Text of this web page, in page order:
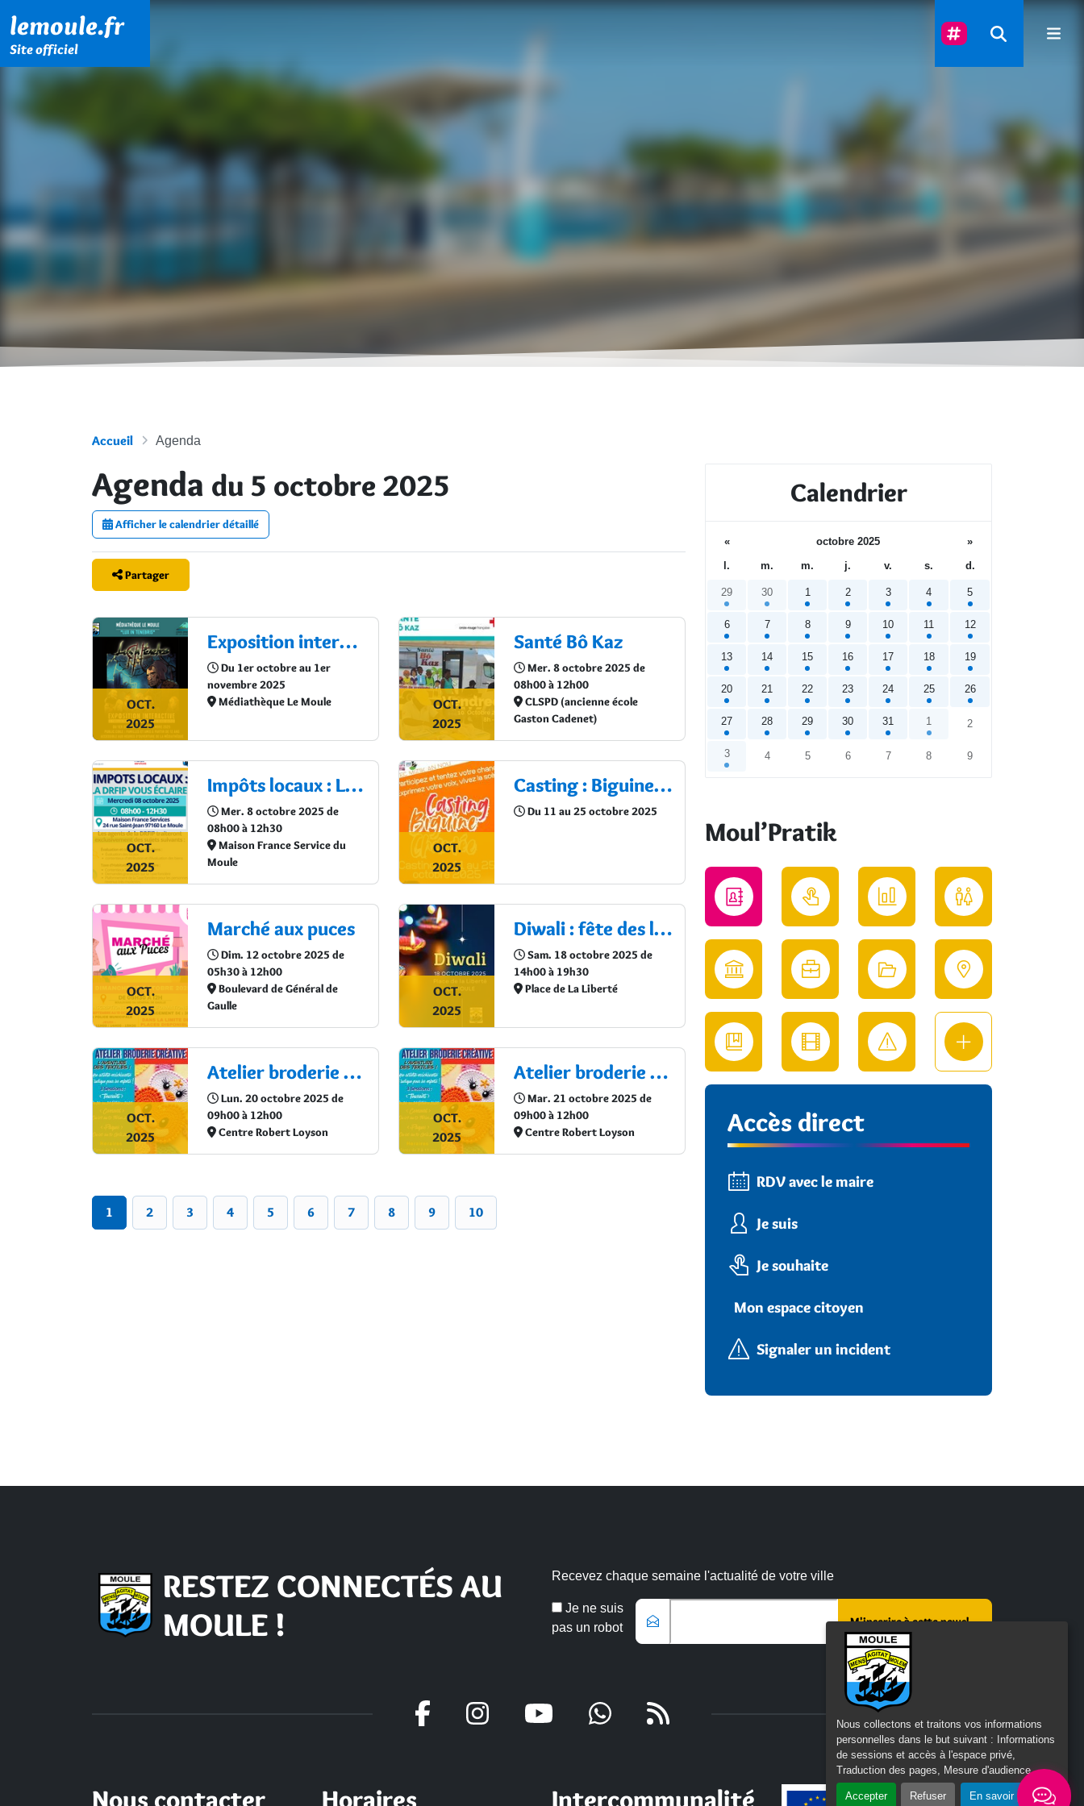
Nous collectons et traitons vos informations
personnelles dans le but suivant :
Informations
de sessions et accès à l'espace privé,
Traduction des pages, Mesure d'audience.
Accepter Refuser En savoir plus
lemoule.fr
Site officiel
Suivez-Nous
Accueil Agenda
Agenda du 5 octobre 2025
Afficher le calendrier détaillé
Partager
OCT.
2025
Exposition interactive : "Lux in Tenebris"
Du 1er octobre au 1er
novembre 2025
Médiathèque Le Moule
OCT.
2025
Santé Bô Kaz
Mer. 8 octobre 2025 de
08h00 à 12h00
CLSPD (ancienne école
Gaston Cadenet)
OCT.
2025
Impôts locaux : La DRFIP vous éclaire !
Mer. 8 octobre 2025 de
08h00 à 12h30
Maison France Service du
Moule
OCT.
2025
Casting : Biguine Chantée
Du 11 au 25 octobre 2025
OCT.
2025
Marché aux puces
Dim. 12 octobre 2025 de
05h30 à 12h00
Boulevard de Général de
Gaulle
OCT.
2025
Diwali : fête des lumières
Sam. 18 octobre 2025 de
14h00 à 19h30
Place de La Liberté
OCT.
2025
Atelier broderie créative : L’aventure des textiles !
Lun. 20 octobre 2025 de
09h00 à 12h00
Centre Robert Loyson
OCT.
2025
Atelier broderie créative : L’aventure des textiles !
Mar. 21 octobre 2025 de
09h00 à 12h00
Centre Robert Loyson
1 2 3 4 5 6 7 8 9 10
Calendrier
« octobre 2025
»
l.
m. m. j. v. s. d.
29 30 1 2 3 4 5
6 7 8 9 10 11 12
13 14 15 16 17 18 19
20 21 22 23 24 25 26
27 28 29 30 31 1 2
3 4 5 6 7 8 9
Moul’Pratik
Accès direct
RDV avec le maire
Je suis
Je souhaite
Mon espace citoyen
Signaler un incident
RESTEZ CONNECTÉS AU
MOULE !
Recevez chaque semaine l'actualité de votre ville
Je ne suis
pas un robot
Veuillez laisser ce champ vide :
Email
Nous contacter Horaires Intercommunalité